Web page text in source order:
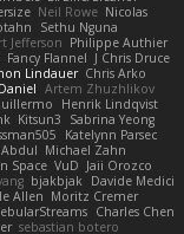
Neil Rowe Nicolas
Sethu Nguna
Jefferson Philippe Authier
Fancy Flannel J Chris Druce
Lindauer Chris Arko
Daniel Artem Zhuzhlikov
Henrik Lindqvist
Kitsun3
Sabrina Yeong
Katelynn Parsec
Abdul Michael Zahn
Space VuD Jaii Orozco
bjakbjak Davide Medici
Allen Moritz Cremer
Charles Chen
sebastian botero